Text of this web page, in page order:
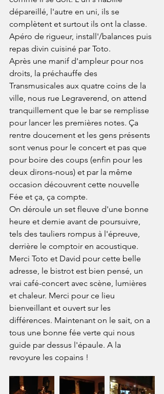
dépareillé, l'autre en uni, ils se
complètent et surtout ils ont la classe.
Apéro de rigueur, install'/balances puis
repas divin cuisiné par Toto.
Après une manif d'ampleur pour nos
droits, la préchauffe des
Transmusicales aux quatre coins de la
ville, nous rue Legraverend, on attend
tranquillement que le bar se remplisse
pour lancer les premières notes. Ça
rentre doucement et les gens présents
sont venus pour le concert et pas que
pour boire des coups (enfin pour les
deux dirons-nous) et par la même
occasion découvrent cette nouvelle
Fée et ça, ça compte.
On déroule un set fleuve d'une bonne
heure et demie avant de poursuivre,
tels des tauliers rompus à l'épreuve,
derrière le comptoir en acoustique.
Merci Toto et David pour cette belle
adresse, le bistrot est bien pensé, un
vrai café-concert avec scène, lumières
et chaleur. Merci pour ce lieu
bienveillant et ouvert sur les
différences. Maintenant on le sait, on a
tous une bonne fée verte qui nous
guide par dessus l'épaule. A la
revoyure les copains !